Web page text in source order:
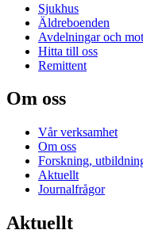
Sjukhus
Äldreboenden
Avdelningar och
Hitta till oss
Remittent
Om oss
Vår verksamhet
Om oss
Forskning,
Aktuellt
Journalfrågor
Aktuellt